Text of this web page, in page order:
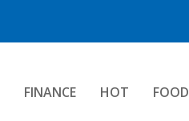
FINANCE HOT FOOD